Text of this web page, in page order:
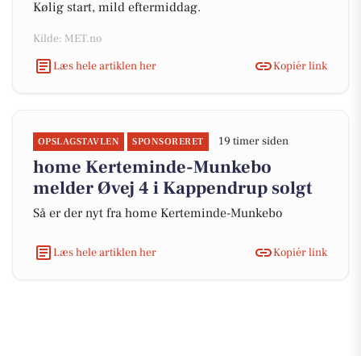
Kølig start, mild eftermiddag.
Kilde: MET.no
Læs hele artiklen her
Kopiér link
OPSLAGSTAVLEN SPONSORERET 19 timer siden
home Kerteminde-Munkebo
melder Øvej 4 i Kappendrup solgt
Så er der nyt fra home Kerteminde-Munkebo
Læs hele artiklen her Kopiér link